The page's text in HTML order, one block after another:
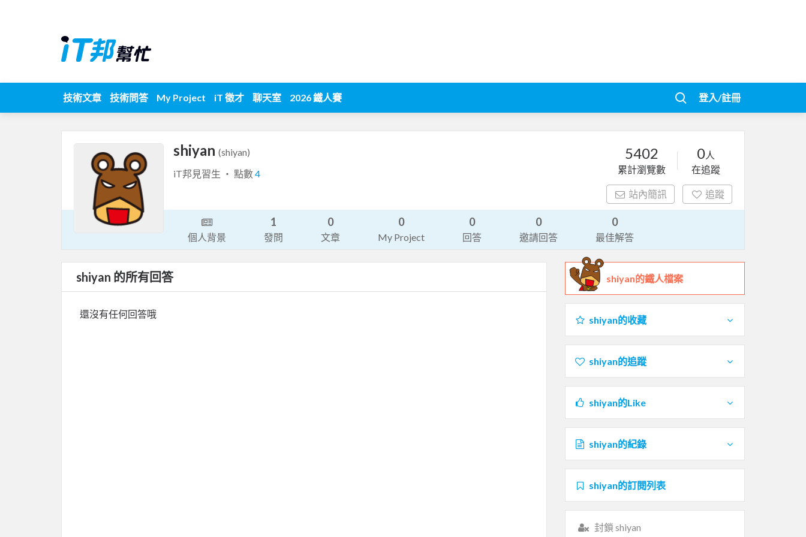
技術文章 技術問答 My Project iT 徵才 聊天室 2026 鐵人賽 登入/註冊
shiyan (shiyan)
iT邦見習生 ‧ 點數4
5402
累計瀏覽數
0人
在追蹤
站內簡訊 追蹤
個人背景
1
發問
0
文章
0
My Project
0
回答
0
邀請回答
0
最佳解答
shiyan 的所有回答
還沒有任何回答哦
shiyan的鐵人檔案
shiyan的收藏
shiyan的追蹤
shiyan的Like
shiyan的紀錄
shiyan的訂閱列表
封鎖 shiyan